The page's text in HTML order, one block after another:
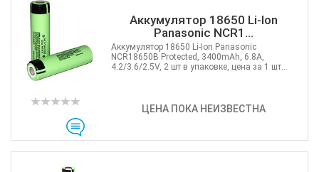
Аккумулятор 18650 Li-Ion
Panasonic NCR1...
ЦЕНА ПОКА НЕИЗВЕСТНА
Аккумулятор 18650 Li-Ion Panasonic
NCR18650B Protected, 3400mAh, 6.8A,
4.2/3.6/2.5V, 2 шт в упаковке, цена за 1 шт...